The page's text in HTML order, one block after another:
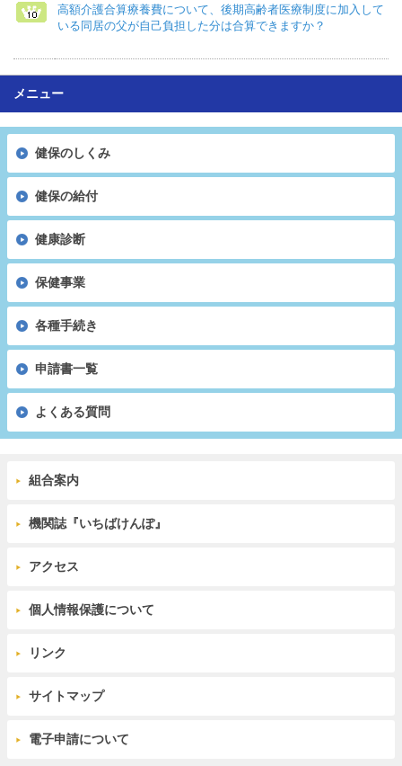
高額介護合算療養費について、後期高齢者医療制度に加入して
いる同居の父が自己負担した分は合算できますか？
メニュー
健保のしくみ
健保の給付
健康診断
保健事業
各種手続き
申請書一覧
よくある質問
組合案内
機関誌『いちばけんぽ』
アクセス
個人情報保護について
リンク
サイトマップ
電子申請について